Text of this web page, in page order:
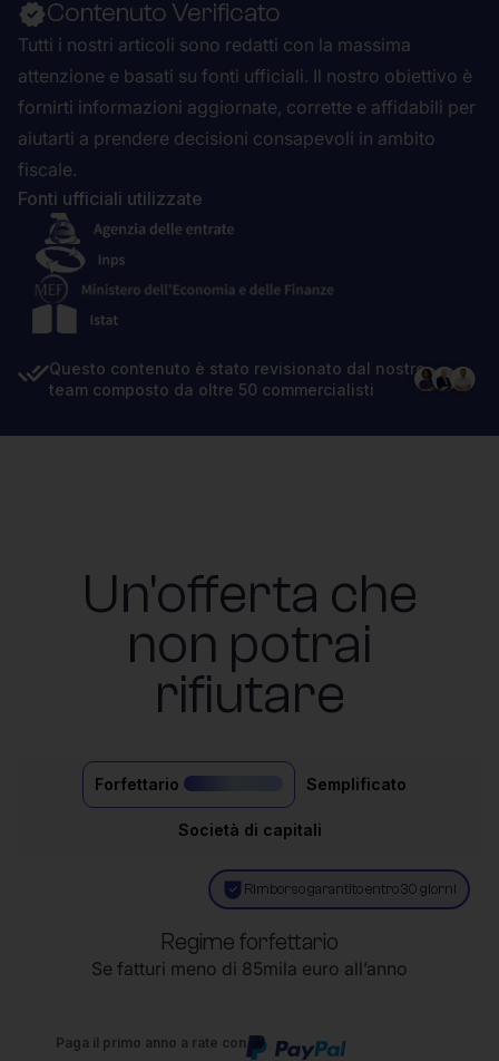
Contenuto Verificato
Tutti i nostri articoli sono redatti con la massima
attenzione e basati su fonti ufficiali. Il nostro obiettivo è
fornirti informazioni aggiornate, corrette e affidabili per
aiutarti a prendere decisioni consapevoli in ambito
fiscale.
Fonti ufficiali utilizzate
Questo contenuto è stato revisionato dal nostro
team composto da oltre 50 commercialisti
Un'offerta che
non potrai
rifiutare
Forfettario Semplificato
Società di capitali
Rimborso garantito entro 30 giorni
Regime forfettario
Se fatturi meno di 85mila euro all’anno
Paga il primo anno a rate con